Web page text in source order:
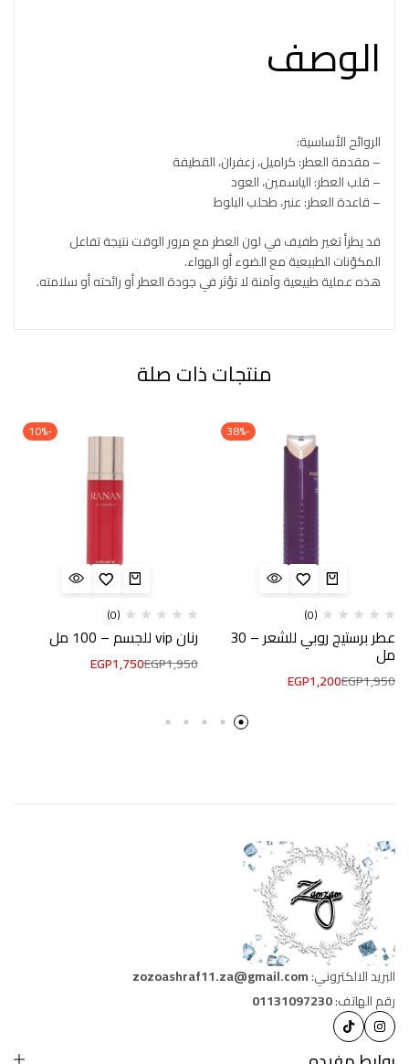
الوصف
الروائح الأساسية:
– مقدمة العطر: كراميل، زعفران، القطيفة
– قلب العطر: الياسمين، العود
– قاعدة العطر: عنبر، طحلب البلوط
قد يطرأ تغير طفيف في لون العطر مع مرور الوقت نتيجة تفاعل
المكوّنات الطبيعية مع الضوء أو الهواء.
هذه عملية طبيعية وآمنة لا تؤثر في جودة العطر أو رائحته أو سلامته.
منتجات ذات صلة
-38%
(0)
عطر برستيج روبي للشعر – 30
مل
EGP1,950
EGP1,200
-10%
(0)
رنان vip للجسم – 100 مل
EGP1,950
EGP1,750
البريد الالكتروني:zozoashraf11.za@gmail.com
رقم الهاتف:01131097230